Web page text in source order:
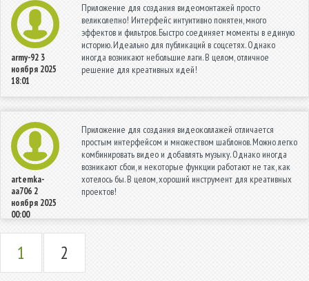
army-92 3
ноября 2025
18:01
Приложение для создания видеомонтажей просто
великолепно! Интерфейс интуитивно понятен, много
эффектов и фильтров. Быстро соединяет моменты в единую
историю. Идеально для публикаций в соцсетях. Однако
иногда возникают небольшие лаги. В целом, отличное
решение для креативных идей!
artemka-
aa706 2
ноября 2025
00:00
Приложение для создания видеоколлажей отличается
простым интерфейсом и множеством шаблонов. Можно легко
комбинировать видео и добавлять музыку. Однако иногда
возникают сбои, и некоторые функции работают не так, как
хотелось бы. В целом, хороший инструмент для креативных
проектов!
1 2